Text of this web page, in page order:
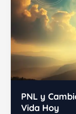
comunicación
más
efectiva
PNL y
Vida Hoy